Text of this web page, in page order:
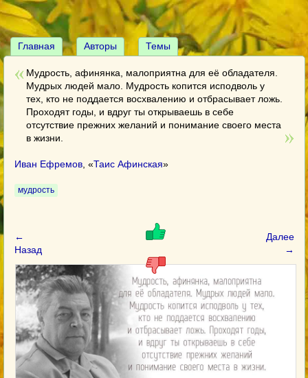
Главная Авторы Темы
Мудрость, афинянка, малоприятна для её обладателя.
Мудрых людей мало. Мудрость копится исподволь у
тех, кто не поддается восхвалению и отбрасывает ложь.
Проходят годы, и вдруг ты открываешь в себе
отсутствие прежних желаний и понимание своего места
в жизни.
Иван Ефремов , «Таис Афинская»
мудрость
←
Назад
Далее
→